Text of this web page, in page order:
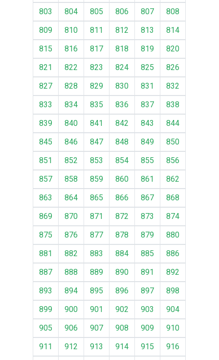
803 804 805 806 807
808
809
810 811 812 813
814
815
816 817 818 819
820
821
822 823 824 825
826
827
828 829 830 831
832
833
834 835 836 837
838
839
840 841 842 843
844
845
846 847 848 849
850
851
852 853 854 855
856
857
858 859 860 861
862
863
864 865 866 867
868
869
870 871 872 873
874
875
876 877 878 879
880
881
882 883 884 885
886
887
888 889 890 891
892
893
894 895 896 897
898
899
900 901 902 903
904
905
906 907 908 909
910
911
912 913 914 915
916